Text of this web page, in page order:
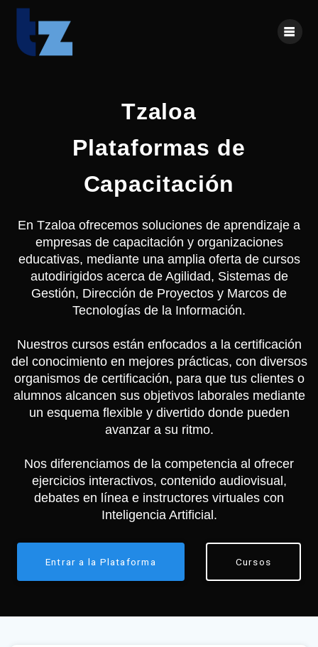
Tzaloa
Plataformas de
Capacitación
En Tzaloa ofrecemos soluciones de aprendizaje a
empresas de capacitación y organizaciones
educativas, mediante una amplia oferta de cursos
autodirigidos acerca de Agilidad, Sistemas de
Gestión, Dirección de Proyectos y Marcos de
Tecnologías de la Información.
Nuestros cursos están enfocados a la certificación
del conocimiento en mejores prácticas, con diversos
organismos de certificación, para que tus clientes o
alumnos alcancen sus objetivos laborales mediante
un esquema flexible y divertido donde pueden
avanzar a su ritmo.
Nos diferenciamos de la competencia al ofrecer
ejercicios interactivos, contenido audiovisual,
debates en línea e instructores virtuales con
Inteligencia Artificial.
Entrar a la Plataforma Cursos